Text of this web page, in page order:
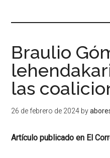
Braulio
las
26 de febrero de 2024 by
Artículo publicado en El